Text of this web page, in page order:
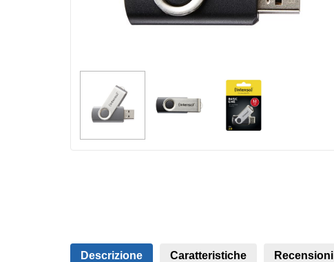
Descrizione Caratteristiche Recensioni